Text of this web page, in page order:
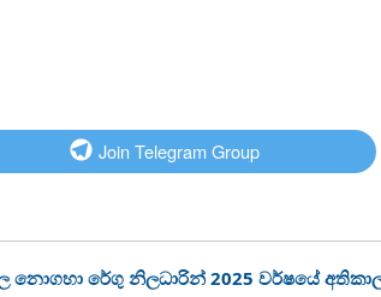
Join Telegram Group
නොගහා රේගු නිලධාරින් 2025 වර්ෂයේ